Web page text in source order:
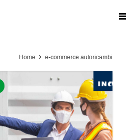
Home e-commerce autoricambi